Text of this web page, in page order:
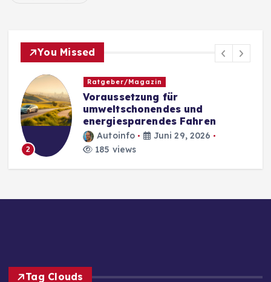
You Missed
2
Ratgeber/Magazin
Voraussetzung für
umweltschonendes und
energiesparendes Fahren
Autoinfo
Juni 29, 2026
185 views
Tag Clouds